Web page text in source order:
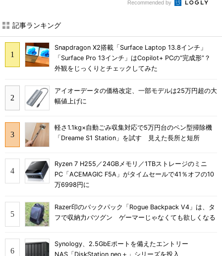
Recommended by
記事ランキング
Snapdragon X2搭載「Surface Laptop 13.8インチ」
「Surface Pro 13インチ」はCopilot+ PCの“完成形”？
外観をじっくりとチェックしてみた
アイオーデータの価格改定、一部モデルは25万円超の大
幅値上げに
軽さ1.1kg×自動ごみ収集対応で5万円台のペン型掃除機
「Dreame S1 Station」を試す 見えた長所と短所
Ryzen 7 H255／24GBメモリ／1TBストレージのミニ
PC「ACEMAGIC F5A」がタイムセールで41％オフの10
万6998円に
Razer印のバックパック「Rogue Backpack V4」は、タ
フで収納力バツグン ゲーマーじゃなくても欲しくなる
Synology、2.5GbEポートを備えたエントリー
NAS「DiskStation neo＋」シリーズを投入